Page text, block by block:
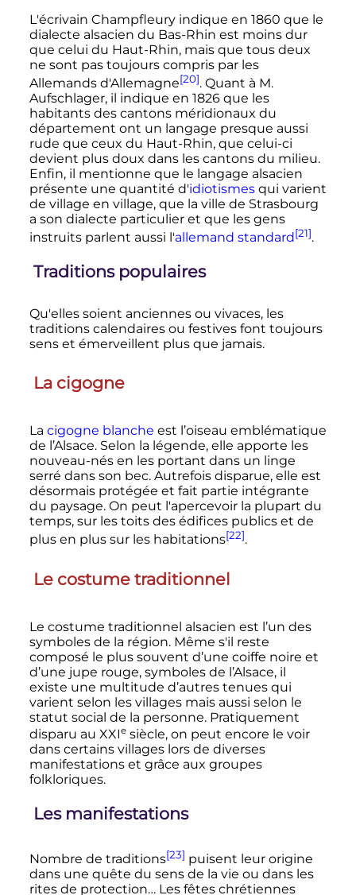
L'écrivain Champfleury indique en 1860 que le
dialecte alsacien du Bas-Rhin est moins dur
que celui du Haut-Rhin, mais que tous deux
ne sont pas toujours compris par les
Allemands d'Allemagne[20]. Quant à M.
Aufschlager, il indique en 1826 que les
habitants des cantons méridionaux du
département ont un langage presque aussi
rude que ceux du Haut-Rhin, que celui-ci
devient plus doux dans les cantons du milieu.
Enfin, il mentionne que le langage alsacien
présente une quantité d'idiotismesqui varient
de village en village, que la ville de Strasbourg
a son dialecte particulier et que les gens
instruits parlent aussi l'allemand standard[21].
Traditions populaires
Qu'elles soient anciennes ou vivaces, les
traditions calendaires ou festives font toujours
sens et émerveillent plus que jamais.
La cigogne
La cigogne blanche est l’oiseau emblématique
de l’Alsace. Selon la légende, elle apporte les
nouveau-nés en les portant dans un linge
serré dans son bec. Autrefois disparue, elle est
désormais protégée et fait partie intégrante
du paysage. On peut l'apercevoir la plupart du
temps, sur les toits des édifices publics et de
plus en plus sur les habitations[22].
Le costume traditionnel
Le costume traditionnel alsacien est l’un des
symboles de la région. Même s'il reste
composé le plus souvent d’une coiffe noire et
d’une jupe rouge, symboles de l’Alsace, il
existe une multitude d’autres tenues qui
varient selon les villages mais aussi selon le
statut social de la personne. Pratiquement
disparu au XXIe siècle, on peut encore le voir
dans certains villages lors de diverses
manifestations et grâce aux groupes
folkloriques.
Les manifestations
Nombre de traditions[23] puisent leur origine
dans une quête du sens de la vie ou dans les
rites de protection… Les fêtes chrétiennes